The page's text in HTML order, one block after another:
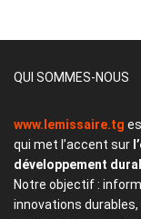
QUI SOMMES-NOUS
www.lemissaire.tg
qui met l’accent sur
développement
Notre objectif :
innovations